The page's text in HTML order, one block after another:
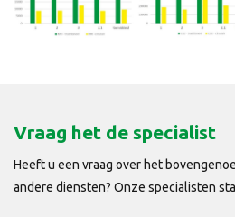
Vraag het de specialist
Heeft u een vraag over het
andere diensten? Onze specialisten